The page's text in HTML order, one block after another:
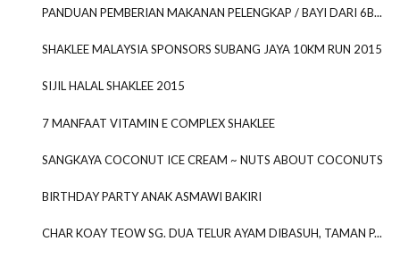
PANDUAN PEMBERIAN MAKANAN PELENGKAP / BAYI DARI 6B...
SHAKLEE MALAYSIA SPONSORS SUBANG JAYA 10KM RUN 2015
SIJIL HALAL SHAKLEE 2015
7 MANFAAT VITAMIN E COMPLEX SHAKLEE
SANGKAYA COCONUT ICE CREAM ~ NUTS ABOUT COCONUTS
BIRTHDAY PARTY ANAK ASMAWI BAKIRI
CHAR KOAY TEOW SG. DUA TELUR AYAM DIBASUH, TAMAN P...